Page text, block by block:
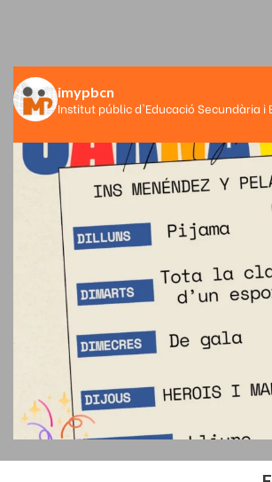
imypbcn
Institut públic d'Educació Secundària i